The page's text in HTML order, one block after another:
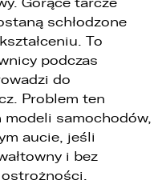
schłodzone
To
podczas
do
Problem ten
modeli samochodów,
aucie, jeśli
i bez
Europejskiego i
kwietnia 2016 r. w
w związku z
i w sprawie
danych oraz
(ogólne
„RODO”),
oraz o
z tym